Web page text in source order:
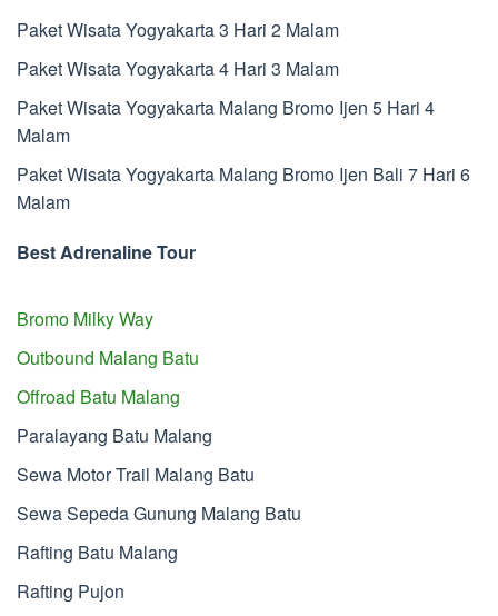
Paket Wisata Yogyakarta 3 Hari 2 Malam
Paket Wisata Yogyakarta 4 Hari 3 Malam
Paket Wisata Yogyakarta Malang Bromo Ijen 5 Hari 4
Malam
Paket Wisata Yogyakarta Malang Bromo Ijen Bali 7 Hari 6
Malam
Best Adrenaline Tour
Bromo Milky Way
Outbound Malang Batu
Offroad Batu Malang
Paralayang Batu Malang
Sewa Motor Trail Malang Batu
Sewa Sepeda Gunung Malang Batu
Rafting Batu Malang
Rafting Pujon